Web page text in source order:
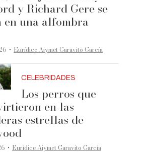
y Richard Gere se
en una alfombra
·Eurídice Aiymet Garavito García
CELEBRIDADES
Los perros que
en las
estrellas de
·Eurídice Aiymet Garavito García